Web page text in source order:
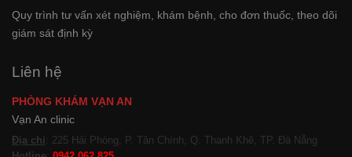
Quy trình tư vấn xét nghiệm, khám bệnh, cho đơn thuốc, theo dõi
giám sát định kỳ
Liên hệ
PHÒNG KHÁM VẠN AN
Vạn An clinic
Địa chỉ: 225 Hải Phòng, P. Tân Chính, Q. Thanh Khê, TP. Đà Nẵng